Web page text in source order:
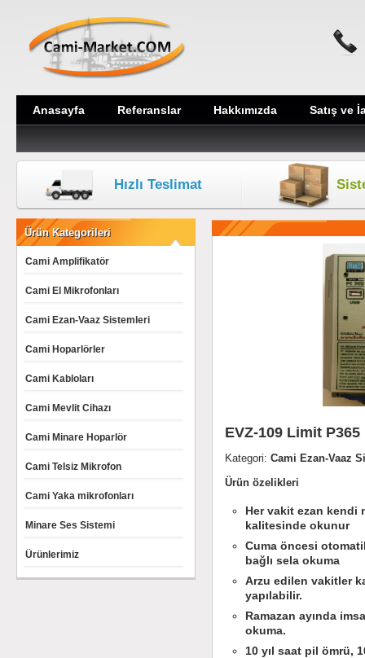
Anasayfa Referanslar Hakkımızda Satış ve
Hızlı Teslimat
Ürün Kategorileri
Cami Amplifikatör
Cami El Mikrofonları
Cami Ezan-Vaaz Sistemleri
Cami Hoparlörler
Cami Kabloları
Cami Mevlit Cihazı
Cami Minare Hoparlör
Cami Telsiz Mikrofon
Cami Yaka mikrofonları
Minare Ses Sistemi
Ürünlerimiz
EVZ-109 Limit
Kategori: Cami Ezan-Vaaz
Ürün özelikleri
Her vakit ezan kendi
kalitesinde okunur
Cuma öncesi
bağlı sela okuma
Arzu edilen vakitler
yapılabilir.
Ramazan ayında
okuma.
10 yıl saat pil ömrü,